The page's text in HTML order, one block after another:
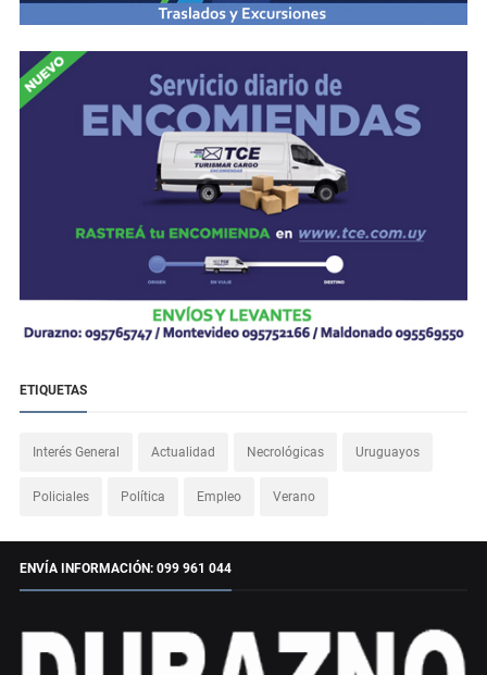
ETIQUETAS
Interés General Actualidad Necrológicas Uruguayos
Policiales Política Empleo Verano
ENVÍA INFORMACIÓN: 099 961 044